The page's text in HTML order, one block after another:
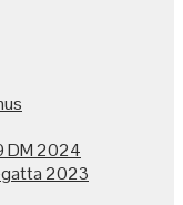
DM 2024
2023